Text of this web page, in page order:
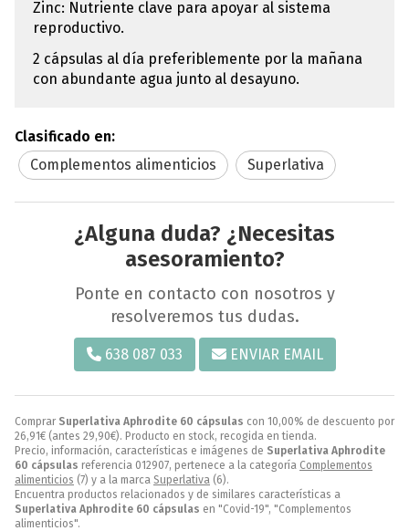
Comprar Superlativa Aphrodite 60 cápsulas con 10,00% de descuento por
26,91€ (antes 29,90€). Producto en stock, recogida en tienda.
Precio, información, características e imágenes de Superlativa Aphrodite
60 cápsulas referencia 012907, pertenece a la categoría Complementos
alimenticios (7) y a la marca Superlativa (6).
Encuentra productos relacionados y de similares características a
Superlativa Aphrodite 60 cápsulas en "Covid-19", "Complementos
alimenticios".
Zinc: Nutriente clave para apoyar al sistema
reproductivo.
2 cápsulas al día preferiblemente por la mañana
con abundante agua junto al desayuno.
Clasificado en:
Complementos alimenticios
Superlativa
¿Alguna duda? ¿Necesitas
asesoramiento?
Ponte en contacto con nosotros y
resolveremos tus dudas.
638 087 033 ENVIAR EMAIL